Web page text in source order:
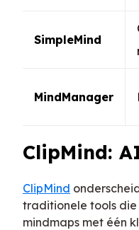
SimpleMind
MindManager
ClipMind:
ClipMind
traditionele tools
mindmaps met één